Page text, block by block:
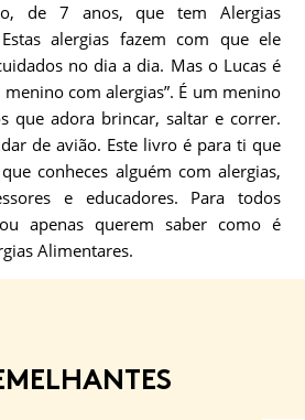
de 7 anos, que tem Alergias
alergias fazem com que ele
no dia a dia. Mas o Lucas é
com alergias”. É um menino
que adora brincar, saltar e correr.
de avião. Este livro é para ti que
conheces alguém com alergias,
e educadores. Para todos
apenas querem saber como é
Alimentares.